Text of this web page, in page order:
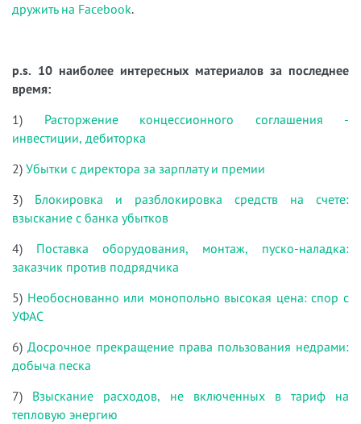
дружить на Facebook.
p.s. 10 наиболее интересных материалов за последнее
время:
1) Расторжение концессионного соглашения -
инвестиции, дебиторка
2) Убытки с директора за зарплату и премии
3) Блокировка и разблокировка средств на счете:
взыскание с банка убытков
4) Поставка оборудования, монтаж, пуско-наладка:
заказчик против подрядчика
5) Необоснованно или монопольно высокая цена: спор с
УФАС
6) Досрочное прекращение права пользования недрами:
добыча песка
7) Взыскание расходов, не включенных в тариф на
тепловую энергию